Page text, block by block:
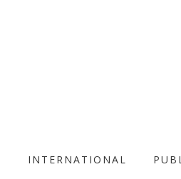
INTERNATIONAL